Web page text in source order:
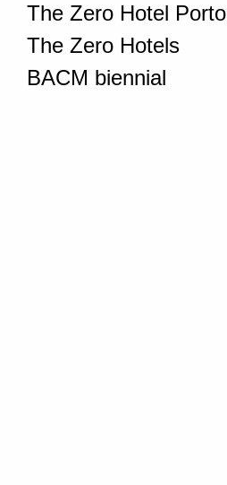
The Zero Hotel Porto
The Zero Hotels
BACM biennial